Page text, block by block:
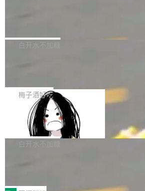
获配9...
题，该问题可能导致在旧版 Linux 内核...
P）！这一里程碑不仅标志着 Fluss 迈入新
长期停止内容更新，未能实现其作为“AI版维
提交的编辑请求也长期处于待处理状态。
pedia 于去年底上线，定位为由人工智能生
容的百科平台，被马斯克视为传统众包百科
维基百科的替代方案。Lawfare 调查发现，
热门页面还是低关注度页面，均未出现近期
白开水不加糖
是这样的：配 MessageSource 的 Bean、
声明 LocaleResolver、注册
erceptor…五六步之后才能看到第一行翻译
本。 Solon 换了个方式。整个 i18n 模块围
梅子酒好吃
Apache Doris 4.1 全面增强 Iceberg：
支持 UPDATE、MERGE INTO 与 Iceb
erg V3
Apache Doris 4.1 要补齐的，正是缺失的
半。在已有查询能力的基础上，Doris 进一
白开水不加糖